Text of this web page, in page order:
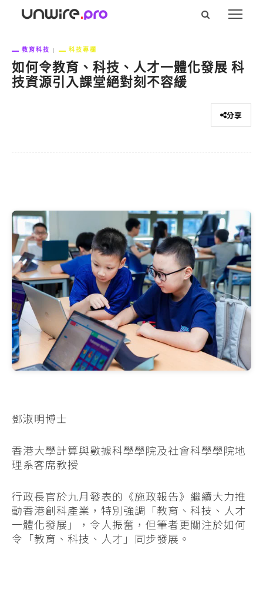
教育科技 科技專欄
如何令教育、科技、人才一體化發展 科
技資源引入課堂絕對刻不容緩
分享
鄧淑明博士
香港大學計算與數據科學學院及社會科學學院地
理系客席教授
行政長官於九月發表的《施政報告》繼續大力推
動香港創科產業，特別強調「教育、科技、人才
一體化發展」，令人振奮，但筆者更關注於如何
令「教育、科技、人才」同步發展。